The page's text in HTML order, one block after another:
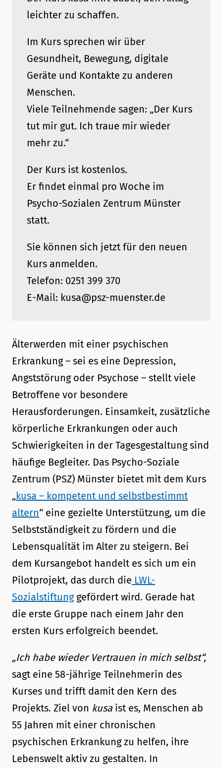
leichter zu schaffen.
Im Kurs sprechen wir über
Gesundheit, Bewegung, digitale
Geräte und Kontakte zu anderen
Menschen.
Viele Teilnehmende sagen: „Der Kurs
tut mir gut. Ich traue mir wieder
mehr zu.“
Der Kurs ist kostenlos.
Er findet einmal pro Woche im
Psycho-Sozialen Zentrum Münster
statt.
Sie können sich jetzt für den neuen
Kurs anmelden.
Telefon: 0251 399 370
E-Mail: kusa@psz-muenster.de
Älterwerden mit einer psychischen
Erkrankung – sei es eine Depression,
Angststörung oder Psychose – stellt viele
Betroffene vor besondere
Herausforderungen. Einsamkeit, zusätzliche
körperliche Erkrankungen oder auch
Schwierigkeiten in der Tagesgestaltung sind
häufige Begleiter. Das Psycho-Soziale
Zentrum (PSZ) Münster bietet mit dem Kurs
„kusa – kompetent und selbstbestimmt
altern“ eine gezielte Unterstützung, um die
Selbstständigkeit zu fördern und die
Lebensqualität im Alter zu steigern. Bei
dem Kursangebot handelt es sich um ein
Pilotprojekt, das durch die LWL-
Sozialstiftunggefördert wird. Gerade hat
die erste Gruppe nach einem Jahr den
ersten Kurs erfolgreich beendet.
„Ich habe wieder Vertrauen in mich selbst“,
sagt eine 58-jährige Teilnehmerin des
Kurses und trifft damit den Kern des
Projekts. Ziel von kusa ist es, Menschen ab
55 Jahren mit einer chronischen
psychischen Erkrankung zu helfen, ihre
Lebenswelt aktiv zu gestalten. In